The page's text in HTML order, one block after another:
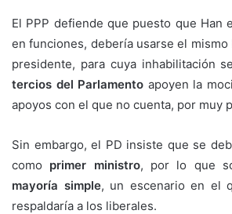
El PPP defiende que puesto que Han
en funciones, debería usarse el mismo
presidente, para cuya inhabilitación
tercios del Parlamento apoyen la
apoyos con el que no cuenta, por muy
Sin embargo, el PD insiste que se
como primer ministro, por lo que
mayoría simple, un escenario en el
respaldaría a los liberales.